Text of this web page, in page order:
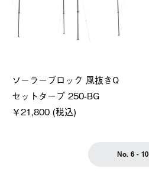
ソーラーブロック 風抜きQ
セットタープ 250-BG
￥21,800 (税込)
No. 6 - 10